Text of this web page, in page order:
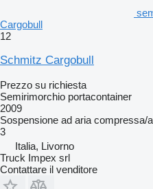
Cargobull
12
Schmitz Cargobull
Prezzo su richiesta
Semirimorchio portacontainer
2009
Sospensione ad aria compressa/
3
Italia, Livorno
Truck Impex srl
Contattare il venditore